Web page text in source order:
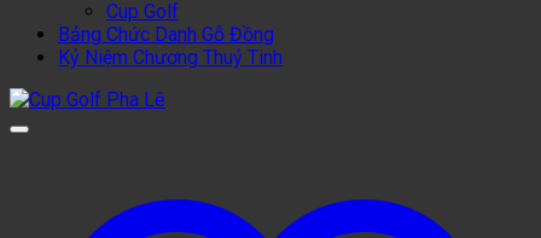
Cup Golf
Bảng Chức Danh Gỗ Đồng
Kỷ Niệm Chương Thuỷ Tinh